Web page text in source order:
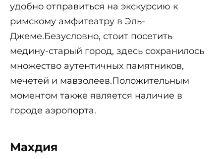
удобно отправиться на экскурсию к
римскому амфитеатру в Эль-
Джеме.Безусловно, стоит посетить
медину-старый город, здесь сохранилось
множество аутентичных памятников,
мечетей и мавзолеев.Положительным
моментом также является наличие в
городе аэропорта.
Махдия